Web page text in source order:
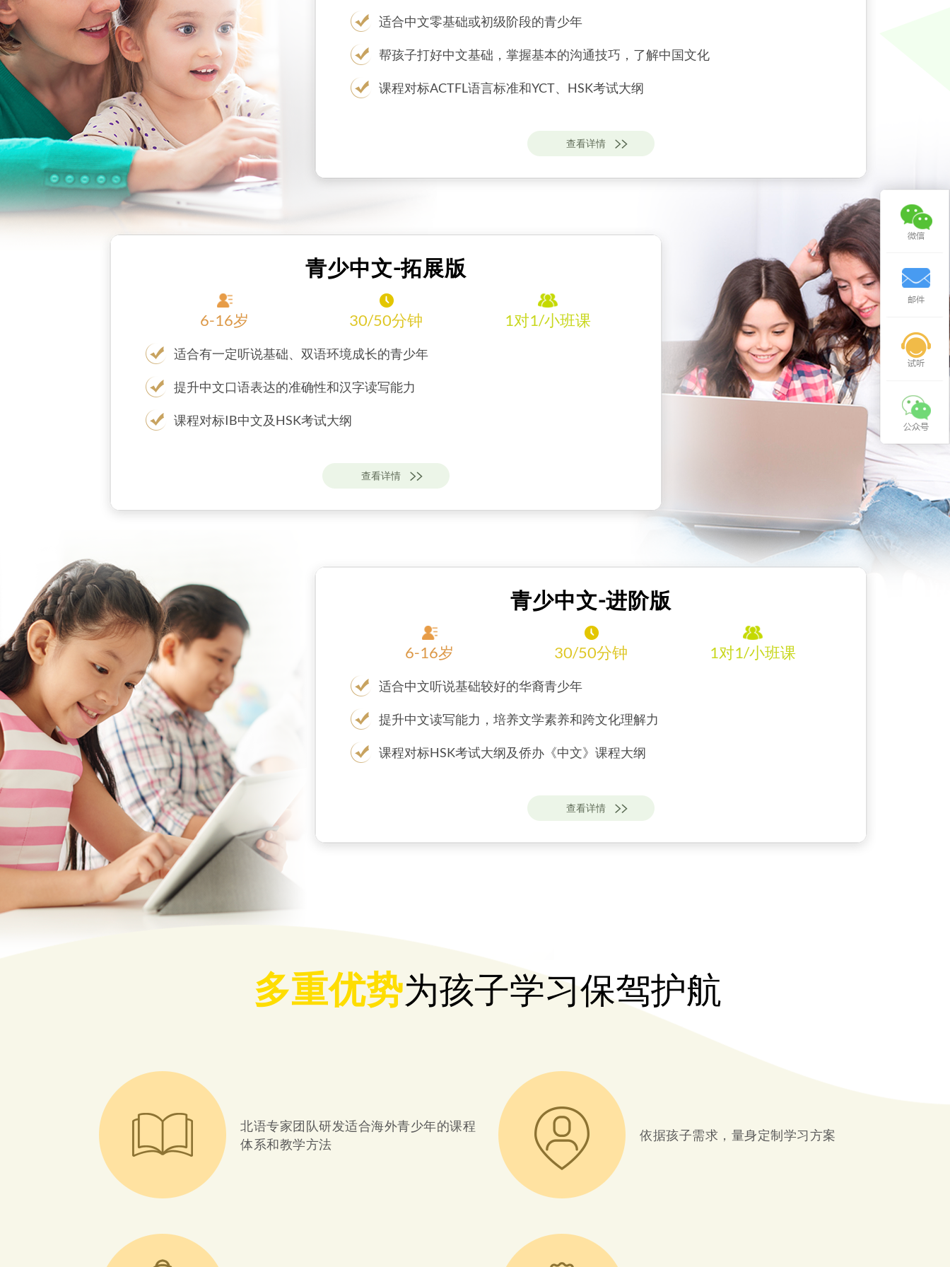
适合中文零基础或初级阶段的青少年
帮孩子打好中文基础，掌握基本的沟通技巧，了解中国文化
课程对标ACTFL语言标准和YCT、HSK考试大纲
查看详情
青少中文-拓展版
6-16岁 30/50分钟 1对1/小班课
适合有一定听说基础、双语环境成长的青少年
提升中文口语表达的准确性和汉字读写能力
课程对标IB中文及HSK考试大纲
查看详情
青少中文-进阶版
6-16岁 30/50分钟 1对1/小班课
适合中文听说基础较好的华裔青少年
提升中文读写能力，培养文学素养和跨文化理解力
课程对标HSK考试大纲及侨办《中文》课程大纲
查看详情
多重优势为孩子学习保驾护航
北语专家团队研发适合海外青少年的课程
体系和教学方法
依据孩子需求，量身定制学习方案
微信
邮件
试听
公众号